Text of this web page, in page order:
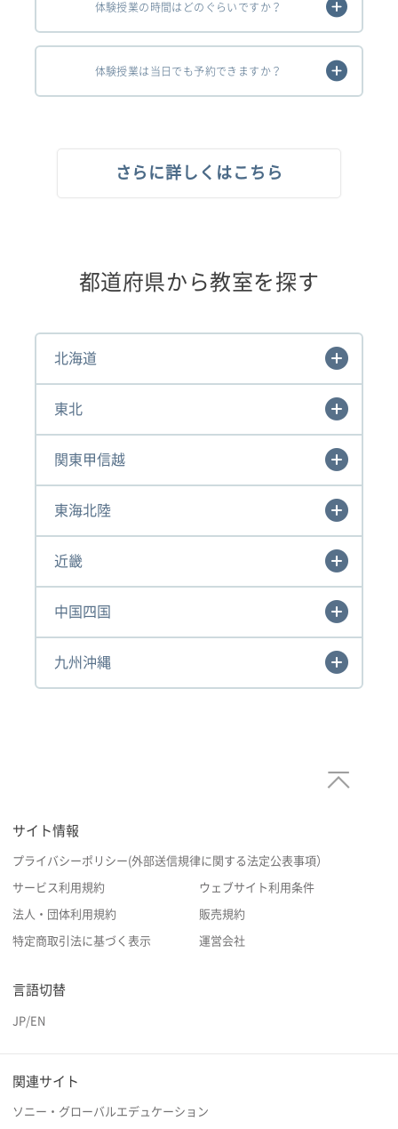
体験授業の時間はどのぐらいですか？
体験授業は当日でも予約できますか？
さらに詳しくはこちら
都道府県から教室を探す
北海道
東北
関東甲信越
東海北陸
近畿
中国四国
九州沖縄
サイト情報
プライバシーポリシー(外部送信規律に関する法定公表事項）
サービス利用規約 ウェブサイト利用条件
法人・団体利用規約 販売規約
特定商取引法に基づく表示 運営会社
言語切替
JP/EN
関連サイト
ソニー・グローバルエデュケーション